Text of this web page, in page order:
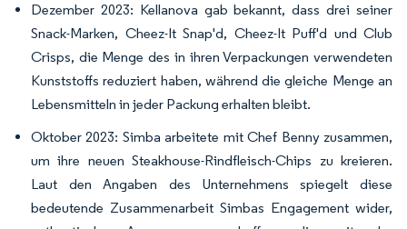
Dezember 2023: Kellanova gab bekannt, dass drei seiner
Snack-Marken, Cheez-It Snap'd, Cheez-It Puff'd und Club
Crisps, die Menge des in ihren Verpackungen verwendeten
Kunststoffs reduziert haben, während die gleiche Menge an
Lebensmitteln in jeder Packung erhalten bleibt.
Oktober 2023: Simba arbeitete mit Chef Benny zusammen,
um ihre neuen Steakhouse-Rindfleisch-Chips zu kreieren.
Laut den Angaben des Unternehmens spiegelt diese
bedeutende Zusammenarbeit Simbas Engagement wider,